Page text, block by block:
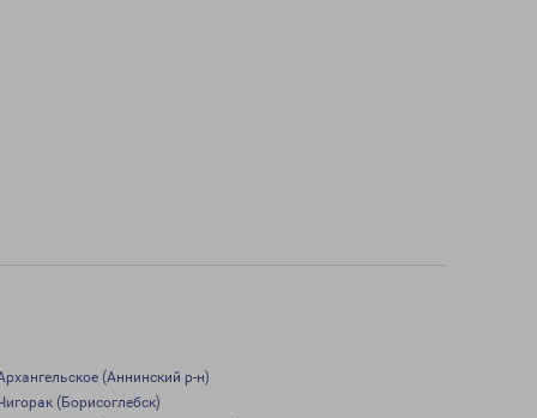
(Аннинский р-н)
(Борисоглебск)